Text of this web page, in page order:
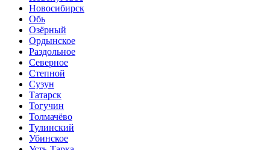
Новосибирск
Обь
Озёрный
Ордынское
Раздольное
Северное
Степной
Сузун
Татарск
Тогучин
Толмачёво
Тулинский
Убинское